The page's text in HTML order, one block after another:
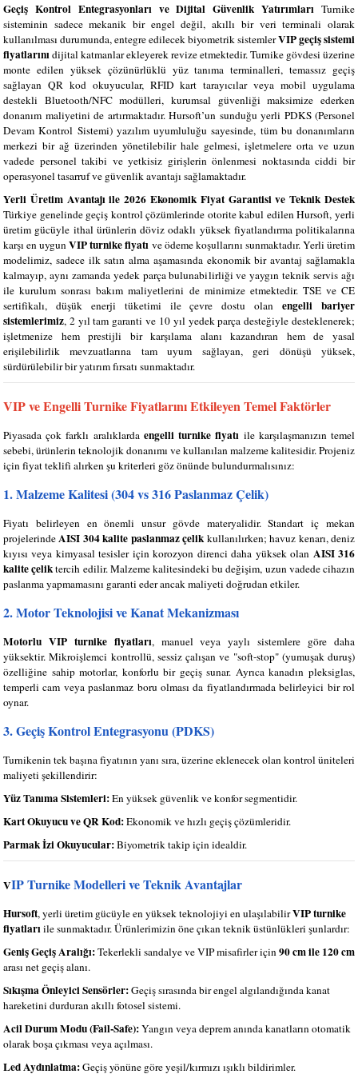
Geçiş Kontrol Entegrasyonları ve Dijital Güvenlik Yatırımları Turnike
sisteminin sadece mekanik bir engel değil, akıllı bir veri terminali olarak
kullanılması durumunda, entegre edilecek biyometrik sistemlerVIP geçiş sistemi
fiyatlarınıdijital katmanlar ekleyerek revize etmektedir. Turnike gövdesi üzerine
monte edilen yüksek çözünürlüklü yüz tanıma terminalleri, temassız geçiş
sağlayan QR kod okuyucular, RFID kart tarayıcılar veya mobil uygulama
destekli Bluetooth/NFC modülleri, kurumsal güvenliği maksimize ederken
donanım maliyetini de artırmaktadır. Hursoft’un sunduğu yerli PDKS (Personel
Devam Kontrol Sistemi) yazılım uyumluluğu sayesinde, tüm bu donanımların
merkezi bir ağ üzerinden yönetilebilir hale gelmesi, işletmelere orta ve uzun
vadede personel takibi ve yetkisiz girişlerin önlenmesi noktasında ciddi bir
operasyonel tasarruf ve güvenlik avantajı sağlamaktadır.
Yerli Üretim Avantajı ile 2026 Ekonomik Fiyat Garantisi ve Teknik Destek
Türkiye genelinde geçiş kontrol çözümlerinde otorite kabul edilen Hursoft, yerli
üretim gücüyle ithal ürünlerin döviz odaklı yüksek fiyatlandırma politikalarına
karşı en uygunVIP turnike fiyatı ve ödeme koşullarını sunmaktadır. Yerli üretim
modelimiz, sadece ilk satın alma aşamasında ekonomik bir avantaj sağlamakla
kalmayıp, aynı zamanda yedek parça bulunabilirliği ve yaygın teknik servis ağı
ile kurulum sonrası bakım maliyetlerini de minimize etmektedir. TSE ve CE
sertifikalı, düşük enerji tüketimi ile çevre dostu olanengelli bariyer
sistemlerimiz, 2 yıl tam garanti ve 10 yıl yedek parça desteğiyle desteklenerek;
işletmenize hem prestijli bir karşılama alanı kazandıran hem de yasal
erişilebilirlik mevzuatlarına tam uyum sağlayan, geri dönüşü yüksek,
sürdürülebilir bir yatırım fırsatı sunmaktadır.
VIP ve Engelli Turnike Fiyatlarını Etkileyen Temel Faktörler
Piyasada çok farklı aralıklarda engelli turnike fiyatı ile karşılaşmanızın temel
sebebi, ürünlerin teknolojik donanımı ve kullanılan malzeme kalitesidir. Projeniz
için fiyat teklifi alırken şu kriterleri göz önünde bulundurmalısınız:
1. Malzeme Kalitesi (304 vs 316 Paslanmaz Çelik)
Fiyatı belirleyen en önemli unsur gövde materyalidir. Standart iç mekan
projelerindeAISI 304 kalite paslanmaz çelik kullanılırken; havuz kenarı, deniz
kıyısı veya kimyasal tesisler için korozyon direnci daha yüksek olan AISI 316
kalite çeliktercih edilir. Malzeme kalitesindeki bu değişim, uzun vadede cihazın
paslanma yapmamasını garanti eder ancak maliyeti doğrudan etkiler.
2. Motor Teknolojisi ve Kanat Mekanizması
Motorlu VIP turnike fiyatları, manuel veya yaylı sistemlere göre daha
yüksektir. Mikroişlemci kontrollü, sessiz çalışan ve "soft-stop" (yumuşak duruş)
özelliğine sahip motorlar, konforlu bir geçiş sunar. Ayrıca kanadın pleksiglas,
temperli cam veya paslanmaz boru olması da fiyatlandırmada belirleyici bir rol
oynar.
3. Geçiş Kontrol Entegrasyonu (PDKS)
Turnikenin tek başına fiyatının yanı sıra, üzerine eklenecek olan kontrol üniteleri
maliyeti şekillendirir:
Yüz Tanıma Sistemleri:En yüksek güvenlik ve konfor segmentidir.
Kart Okuyucu ve QR Kod:Ekonomik ve hızlı geçiş çözümleridir.
Parmak İzi Okuyucular:Biyometrik takip için idealdir.
VIP Turnike Modelleri ve Teknik Avantajlar
Hursoft, yerli üretim gücüyle en yüksek teknolojiyi en ulaşılabilirVIP turnike
fiyatlarıile sunmaktadır. Ürünlerimizin öne çıkan teknik üstünlükleri şunlardır:
Geniş Geçiş Aralığı:Tekerlekli sandalye ve VIP misafirler için90 cm ile 120 cm
arası net geçiş alanı.
Sıkışma Önleyici Sensörler:Geçiş sırasında bir engel algılandığında kanat
hareketini durduran akıllı fotosel sistemi.
Acil Durum Modu (Fail-Safe):Yangın veya deprem anında kanatların otomatik
olarak boşa çıkması veya açılması.
Led Aydınlatma:Geçiş yönüne göre yeşil/kırmızı ışıklı bildirimler.